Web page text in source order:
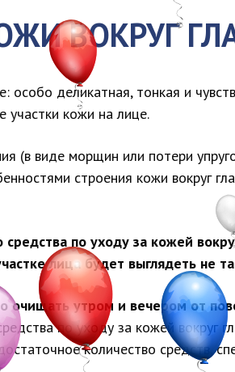
ВОКРУГ
особо деликатная, тонкая и
участки кожи на лице.
(в виде морщин или потери
строения кожи вокруг
по уходу за кожей
лица будет выглядеть не
утром и вечером от
по уходу за кожей вокруг
количество средств,